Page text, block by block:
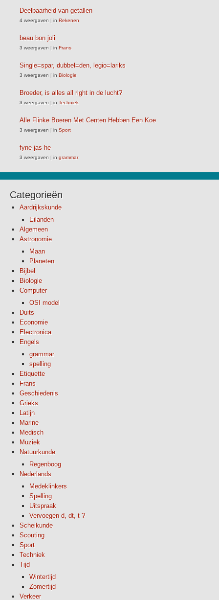
Deelbaarheid van getallen
4 weergaven | in Rekenen
beau bon joli
3 weergaven | in Frans
Single=spar, dubbel=den, legio=lariks
3 weergaven | in Biologie
Broeder, is alles all right in de lucht?
3 weergaven | in Techniek
Alle Flinke Boeren Met Centen Hebben Een Koe
3 weergaven | in Sport
fyne jas he
3 weergaven | in grammar
Categorieën
Aardrijkskunde
Eilanden
Algemeen
Astronomie
Maan
Planeten
Bijbel
Biologie
Computer
OSI model
Duits
Economie
Electronica
Engels
grammar
spelling
Etiquette
Frans
Geschiedenis
Grieks
Latijn
Marine
Medisch
Muziek
Natuurkunde
Regenboog
Nederlands
Medeklinkers
Spelling
Uitspraak
Vervoegen d, dt, t ?
Scheikunde
Scouting
Sport
Techniek
Tijd
Wintertijd
Zomertijd
Verkeer